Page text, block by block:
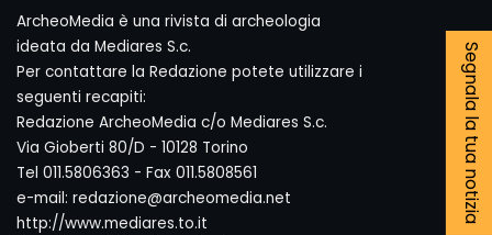
Segnala la tua notizia
ArcheoMedia è una rivista di archeologia
ideata da Mediares S.c.
Per contattare la Redazione potete utilizzare i
seguenti recapiti:
Redazione ArcheoMedia c/o Mediares S.c.
Via Gioberti 80/D - 10128 Torino
Tel 011.5806363 - Fax 011.5808561
e-mail: redazione@archeomedia.net
http://www.mediares.to.it